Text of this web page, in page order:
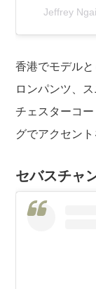
Jeffrey
香港でモデル
ロンパンツ、
チェスターコ
グでアクセント
セバスチャ